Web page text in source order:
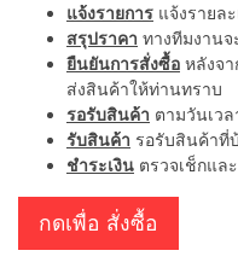
แจ้งรายการ แจ้งรายล
สรุปราคา ทางทีมงาน
ยืนยันการสั่งซื้อ หลังจ
ส่งสินค้าให้ท่านทราบ
รอรับสินค้า ตามวันเว
รับสินค้า รอรับสินค้าที่
ชำระเงิน ตรวจเช็กแล
กดเพื่อ สั่งซื้อ